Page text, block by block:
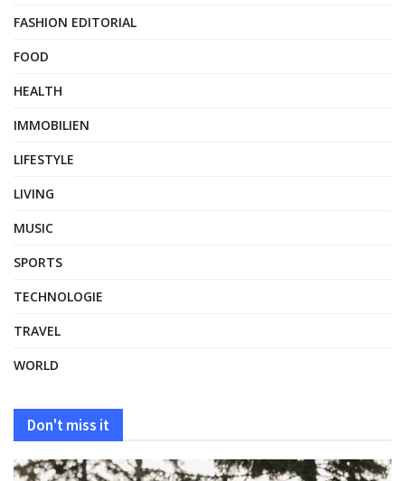
FASHION EDITORIAL
FOOD
HEALTH
IMMOBILIEN
LIFESTYLE
LIVING
MUSIC
SPORTS
TECHNOLOGIE
TRAVEL
WORLD
Don't miss it